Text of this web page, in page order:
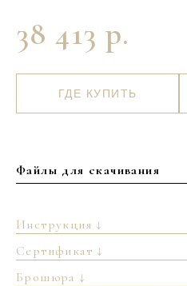
38 413 р.
ГДЕ КУПИТЬ
Файлы для скачивания
Инструкция ↓
Сертификат ↓
Брошюра ↓